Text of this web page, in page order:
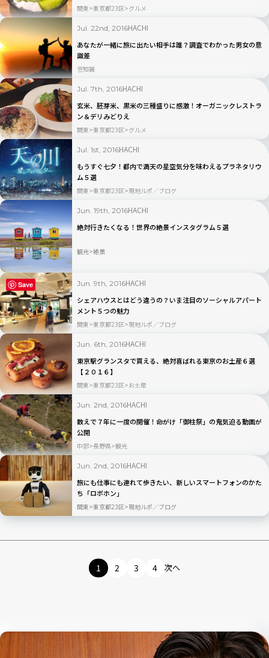
関東 東京都23区 グルメ
Jul. 22nd, 2016HACHI
あなたが一緒に旅に出たい相手は誰？調査でわかった男女の意
識差
豆知識
Jul. 7th, 2016HACHI
玄米、胚芽米、黒米の三種盛りに感激！オーガニックレストラ
ン＆デリみどりえ
関東 東京都23区 グルメ
Jul. 1st, 2016HACHI
もうすぐ七夕！都内で満天の星空気分を味わえるプラネタリウ
ム５選
関東 東京都23区 現地ルポ／ブログ
Jun. 19th, 2016HACHI
絶対行きたくなる！世界の絶景インスタグラム５選
観光 絶景
Jun. 9th, 2016HACHI
シェアハウスとはどう違うの？いま注目のソーシャルアパート
メント５つの魅力
関東 東京都23区 現地ルポ／ブログ
Jun. 6th, 2016HACHI
東京駅グランスタで買える、絶対喜ばれる東京のお土産６選
【２０１６】
関東 東京都23区 お土産
Jun. 2nd, 2016HACHI
数えで７年に一度の開催！命がけ「御柱祭」の鬼気迫る動画が
公開
中部 長野県 観光
Jun. 2nd, 2016HACHI
旅にも仕事にも連れて歩きたい、新しいスマートフォンのかた
ち「ロボホン」
関東 東京都23区 現地ルポ／ブログ
1 2 3 4 次へ
Save